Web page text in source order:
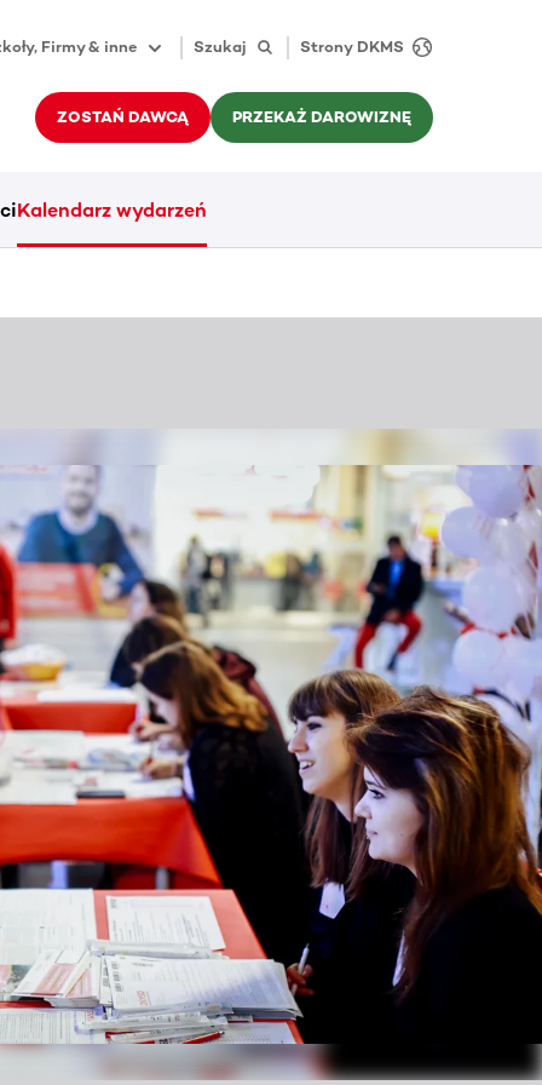
Firmy & inne Szukaj Strony DKMS
ZOSTAŃ DAWCĄ PRZEKAŻ DAROWIZNĘ
Kalendarz wydarzeń